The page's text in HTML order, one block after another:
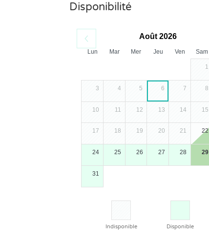
Disponibilité
Août 2026
Lun Mar Mer Jeu Ven Sam
1
3 4 5 6 7 8
10 11 12 13 14 15
17 18 19 20 21 22
24 25 26 27 28 29
31
Indisponible Disponible